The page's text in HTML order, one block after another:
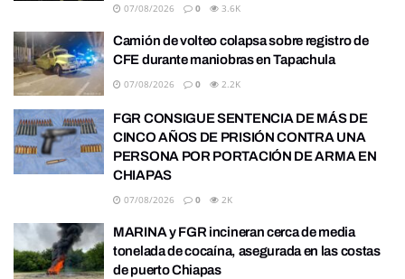
07/08/2026 0 3.6K
Camión de volteo colapsa sobre registro de
CFE durante maniobras en Tapachula
07/08/2026 0 2.2K
FGR CONSIGUE SENTENCIA DE MÁS DE
CINCO AÑOS DE PRISIÓN CONTRA UNA
PERSONA POR PORTACIÓN DE ARMA EN
CHIAPAS
07/08/2026 0 2K
MARINA y FGR incineran cerca de media
tonelada de cocaína, asegurada en las costas
de puerto Chiapas